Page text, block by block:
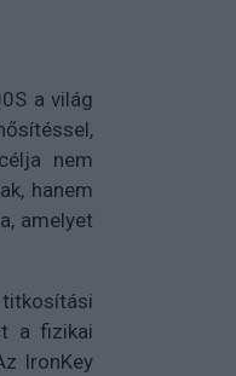
a világ
nem
hanem
amelyet
a fizikai
IronKey